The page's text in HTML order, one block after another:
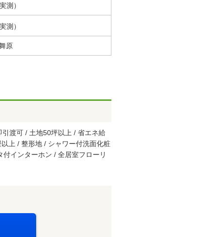
測）
測）
原
渡可 / 土地50坪以上 / 省エネ給
上 / 整形地 / シャワー付洗面化粧
インターホン / 全居室フローリ